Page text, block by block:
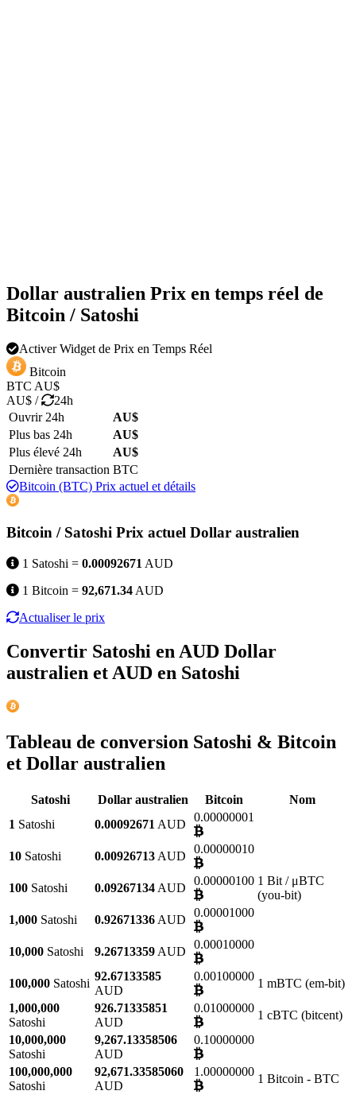
Dollar australien Prix en temps réel de
Bitcoin / Satoshi
Activer Widget de Prix en Temps Réel
Bitcoin
BTC AU$
AU$ /
24h
Ouvrir 24h
AU$
Plus bas 24h
AU$
Plus élevé 24h
AU$
Dernière transaction BTC
Bitcoin (BTC) Prix actuel et détails
Bitcoin / Satoshi Prix actuel Dollar australien
1 Satoshi = 0.00092671 AUD
1 Bitcoin = 92,671.34 AUD
Actualiser le prix
Convertir Satoshi en AUD Dollar
australien et AUD en Satoshi
Tableau de conversion Satoshi & Bitcoin
et Dollar australien
Satoshi Dollar australien Bitcoin
Nom
1 Satoshi 0.00092671 AUD
0.00000001
10 Satoshi 0.00926713 AUD
0.00000010
100 Satoshi 0.09267134 AUD
0.00000100 1 Bit / μBTC
(you-bit)
1,000 Satoshi 0.92671336 AUD
0.00001000
10,000 Satoshi 9.26713359 AUD
0.00010000
100,000 Satoshi
92.67133585
AUD
0.00100000
1 mBTC (em-bit)
1,000,000
Satoshi
926.71335851
AUD
0.01000000
1 cBTC (bitcent)
10,000,000
Satoshi
9,267.13358506
AUD
0.10000000
100,000,000
Satoshi
92,671.33585060
AUD
1.00000000
1 Bitcoin - BTC